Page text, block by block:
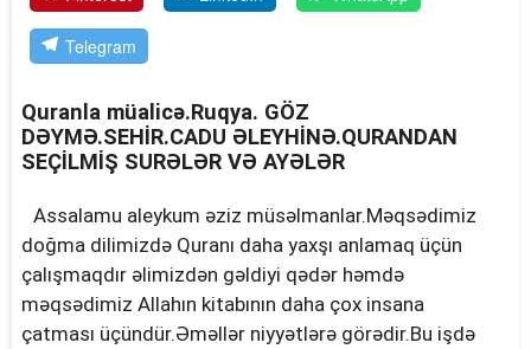
Telegram
Quranla müalicə.Ruqya. GÖZ
DƏYMƏ.SEHİR.CADU ƏLEYHİNƏ.QURANDAN
SEÇİLMİŞ SURƏLƏR VƏ AYƏLƏR
Assalamu aleykum əziz müsəlmanlar.Məqsədimiz
doğma dilimizdə Quranı daha yaxşı anlamaq üçün
çalışmaqdır əlimizdən gəldiyi qədər həmdə
məqsədimiz Allahın kitabının daha çox insana
çatması üçündür.Əməllər niyyətlərə görədir.Bu işdə